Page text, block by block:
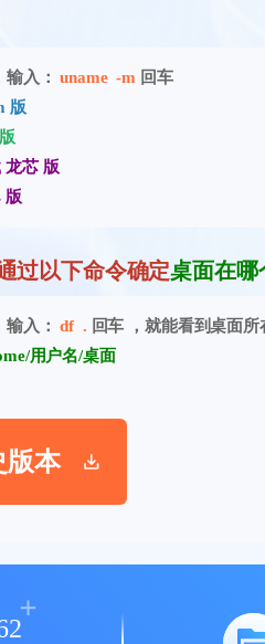
输入：uname -m 回车
版
龙芯 版
版
过以下命令确定桌面在哪
输入：df . 回车 ，就能看到桌面
用户名/桌面
版本